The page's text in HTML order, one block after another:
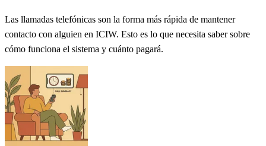
Las llamadas telefónicas son la forma más rápida de mantener
contacto con alguien en ICIW. Esto es lo que necesita saber sobre
cómo funciona el sistema y cuánto pagará.